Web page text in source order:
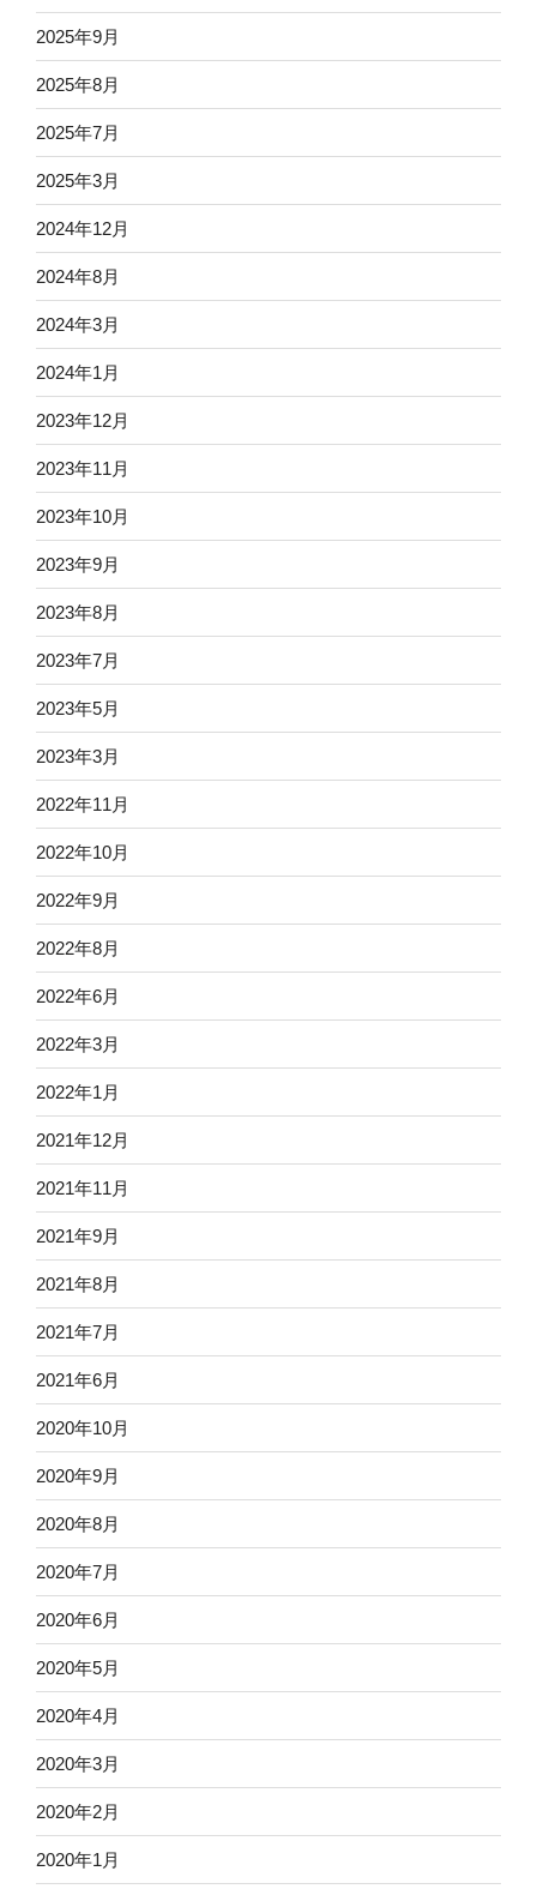
2025年9月
2025年8月
2025年7月
2025年3月
2024年12月
2024年8月
2024年3月
2024年1月
2023年12月
2023年11月
2023年10月
2023年9月
2023年8月
2023年7月
2023年5月
2023年3月
2022年11月
2022年10月
2022年9月
2022年8月
2022年6月
2022年3月
2022年1月
2021年12月
2021年11月
2021年9月
2021年8月
2021年7月
2021年6月
2020年10月
2020年9月
2020年8月
2020年7月
2020年6月
2020年5月
2020年4月
2020年3月
2020年2月
2020年1月